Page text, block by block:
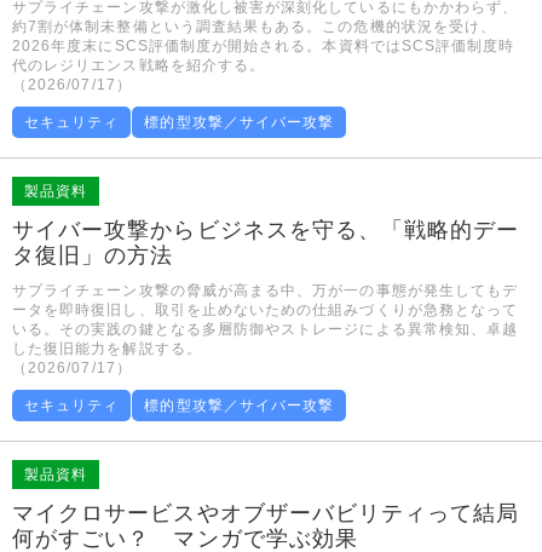
サプライチェーン攻撃が激化し被害が深刻化しているにもかかわらず、
約7割が体制未整備という調査結果もある。この危機的状況を受け、
2026年度末にSCS評価制度が開始される。本資料ではSCS評価制度時
代のレジリエンス戦略を紹介する。
（2026/07/17）
セキュリティ 標的型攻撃／サイバー攻撃
製品資料
サイバー攻撃からビジネスを守る、「戦略的デー
タ復旧」の方法
サプライチェーン攻撃の脅威が高まる中、万が一の事態が発生してもデ
ータを即時復旧し、取引を止めないための仕組みづくりが急務となって
いる。その実践の鍵となる多層防御やストレージによる異常検知、卓越
した復旧能力を解説する。
（2026/07/17）
セキュリティ 標的型攻撃／サイバー攻撃
製品資料
マイクロサービスやオブザーバビリティって結局
何がすごい？ マンガで学ぶ効果